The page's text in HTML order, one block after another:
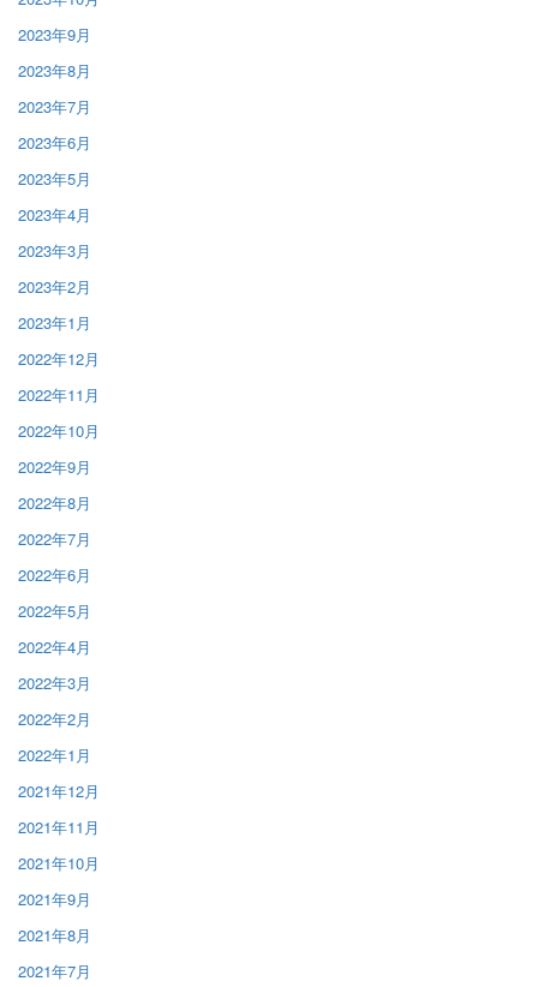
2023年9月
2023年8月
2023年7月
2023年6月
2023年5月
2023年4月
2023年3月
2023年2月
2023年1月
2022年12月
2022年11月
2022年10月
2022年9月
2022年8月
2022年7月
2022年6月
2022年5月
2022年4月
2022年3月
2022年2月
2022年1月
2021年12月
2021年11月
2021年10月
2021年9月
2021年8月
2021年7月